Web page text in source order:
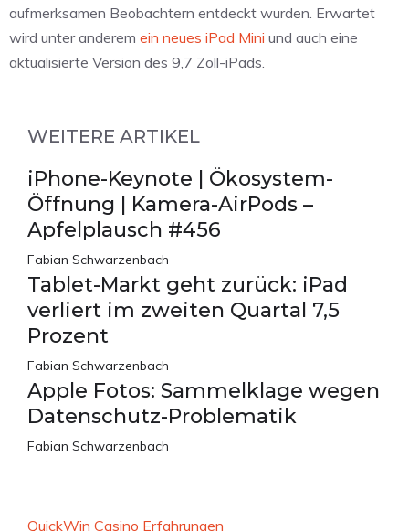
aufmerksamen Beobachtern entdeckt wurden. Erwartet
wird unter anderem ein neues iPad Mini und auch eine
aktualisierte Version des 9,7 Zoll-iPads.
WEITERE ARTIKEL
iPhone-Keynote | Ökosystem-
Öffnung | Kamera-AirPods –
Apfelplausch #456
Fabian Schwarzenbach
Tablet-Markt geht zurück: iPad
verliert im zweiten Quartal 7,5
Prozent
Fabian Schwarzenbach
Apple Fotos: Sammelklage wegen
Datenschutz-Problematik
Fabian Schwarzenbach
QuickWin Casino Erfahrungen